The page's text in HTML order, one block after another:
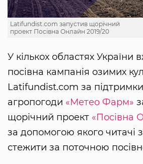
Latifundist.com запустив щорічний
проект Посівна Онлайн 2019/20
У кількох областях України
посівна кампанія озимих
Latifundist.com за підтримки
агропогоди «Метео Фарм»
щорічний проект «Посівна
за допомогою якого читачі
стежити за поточною